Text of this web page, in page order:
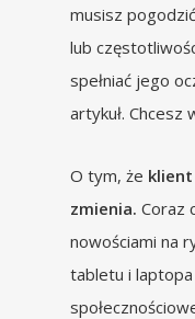
musisz
lub
spełniać jego
artykuł. Chcesz
O tym, że klient
zmienia. Coraz
nowościami na
tabletu i